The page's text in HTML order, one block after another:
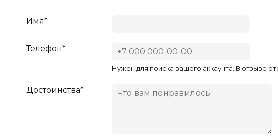
Имя*
Телефон*
Нужен для поиска вашего аккаунта. В отзыве
Достоинства*